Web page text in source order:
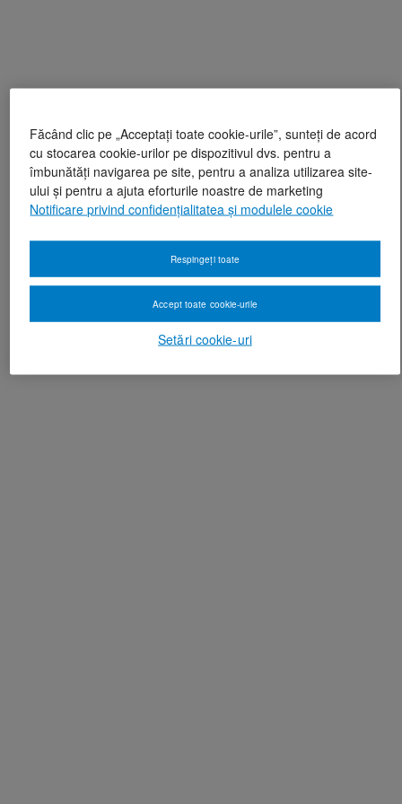
Făcând clic pe „Acceptați toate cookie-urile”, sunteți de acord
cu stocarea cookie-urilor pe dispozitivul dvs. pentru a
îmbunătăți navigarea pe site, pentru a analiza utilizarea site-
ului și pentru a ajuta eforturile noastre de marketing
Notificare privind confidențialitatea și modulele cookie
Setări cookie-uri
Respingeți toate
Accept toate cookie-urile